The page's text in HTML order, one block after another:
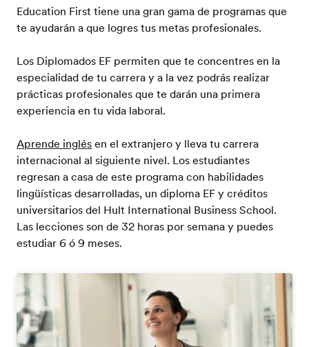
Education First tiene una gran gama de programas que
te ayudarán a que logres tus metas profesionales.
Los Diplomados EF permiten que te concentres en la
especialidad de tu carrera y a la vez podrás realizar
prácticas profesionales que te darán una primera
experiencia en tu vida laboral.
Aprende inglésen el extranjero y lleva tu carrera
internacional al siguiente nivel. Los estudiantes
regresan a casa de este programa con habilidades
lingüísticas desarrolladas, un diploma EF y créditos
universitarios del Hult International Business School.
Las lecciones son de 32 horas por semana y puedes
estudiar 6 ó 9 meses.